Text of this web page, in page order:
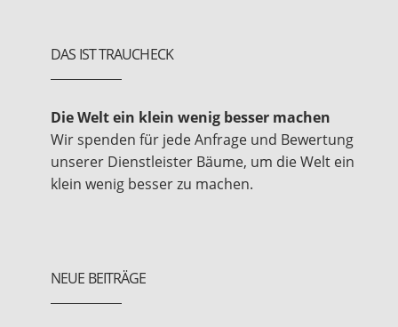
DAS IST TRAUCHECK
Die Welt ein klein wenig besser machen
Wir spenden für jede Anfrage und Bewertung
unserer Dienstleister Bäume, um die Welt ein
klein wenig besser zu machen.
NEUE BEITRÄGE